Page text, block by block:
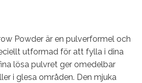
Powder är en pulverformel och
utformad för att fylla i dina
lösa pulvret ger omedelbar
i glesa områden. Den mjuka